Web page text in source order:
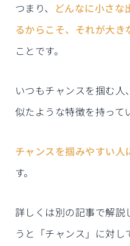
つまり、 どんなに小さな
るからこそ、それが大き
ことです。
いつもチャンスを掴む
似たような特徴を持って
チャンスを掴みやすい人
す。
詳しくは別の記事で解説
うと「チャンス」に対